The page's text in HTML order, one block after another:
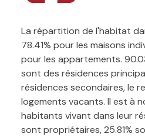
La répartition de l'habitat
78.41% pour les maisons
pour les appartements.
sont des résidences
résidences secondaires, le
logements vacants. Il est à
habitants vivant dans leur
sont propriétaires, 25.81%